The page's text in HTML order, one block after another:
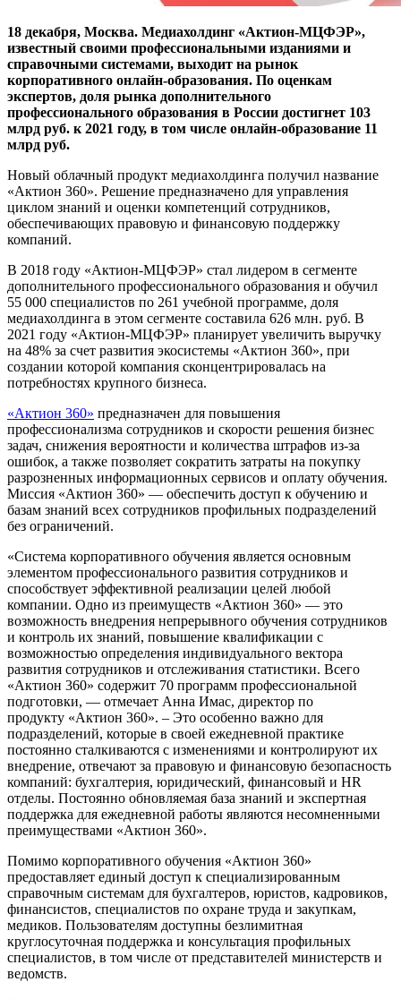
18 декабря, Москва. Медиахолдинг «Актион-МЦФЭР»,
известный своими профессиональными изданиями и
справочными системами, выходит на рынок
корпоративного онлайн-образования. По оценкам
экспертов, доля рынка дополнительного
профессионального образования в России достигнет 103
млрд руб. к 2021 году, в том числе онлайн-образование 11
млрд руб.
Новый облачный продукт медиахолдинга получил название
«Актион 360». Решение предназначено для управления
циклом знаний и оценки компетенций сотрудников,
обеспечивающих правовую и финансовую поддержку
компаний.
В 2018 году «Актион-МЦФЭР» стал лидером в сегменте
дополнительного профессионального образования и обучил
55 000 специалистов по 261 учебной программе, доля
медиахолдинга в этом сегменте составила 626 млн. руб. В
2021 году «Актион-МЦФЭР» планирует увеличить выручку
на 48% за счет развития экосистемы «Актион 360», при
создании которой компания сконцентрировалась на
потребностях крупного бизнеса.
«Актион 360» предназначен для повышения
профессионализма сотрудников и скорости решения бизнес
задач, снижения вероятности и количества штрафов из-за
ошибок, а также позволяет сократить затраты на покупку
разрозненных информационных сервисов и оплату обучения.
Миссия «Актион 360» — обеспечить доступ к обучению и
базам знаний всех сотрудников профильных подразделений
без ограничений.
«Система корпоративного обучения является основным
элементом профессионального развития сотрудников и
способствует эффективной реализации целей любой
компании. Одно из преимуществ «Актион 360» — это
возможность внедрения непрерывного обучения сотрудников
и контроль их знаний, повышение квалификации с
возможностью определения индивидуального вектора
развития сотрудников и отслеживания статистики. Всего
«Актион 360» содержит 70 программ профессиональной
подготовки, — отмечает Анна Имас, директор по
продукту «Актион 360». – Это особенно важно для
подразделений, которые в своей ежедневной практике
постоянно сталкиваются с изменениями и контролируют их
внедрение, отвечают за правовую и финансовую безопасность
компаний: бухгалтерия, юридический, финансовый и HR
отделы. Постоянно обновляемая база знаний и экспертная
поддержка для ежедневной работы являются несомненными
преимуществами «Актион 360».
Помимо корпоративного обучения «Актион 360»
предоставляет единый доступ к специализированным
справочным системам для бухгалтеров, юристов, кадровиков,
финансистов, специалистов по охране труда и закупкам,
медиков. Пользователям доступны безлимитная
круглосуточная поддержка и консультация профильных
специалистов, в том числе от представителей министерств и
ведомств.